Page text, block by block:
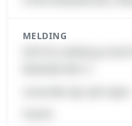
MELDING